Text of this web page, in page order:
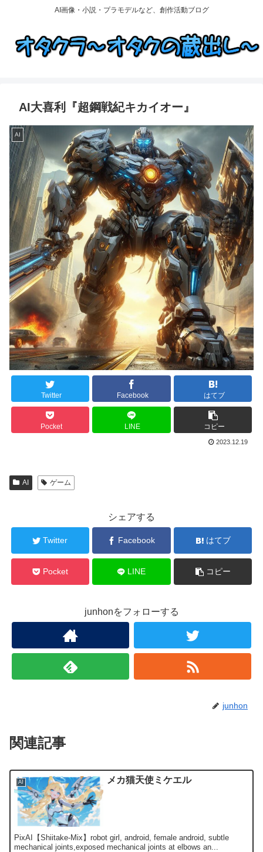
AI画像・小説・プラモデルなど、創作活動ブログ
AI大喜利『超鋼戦紀キカイオー』
AI
Twitter Facebook はてブ
Pocket LINE コピー
2023.12.19
AI ゲーム
シェアする
Twitter Facebook はてブ
Pocket LINE コピー
junhonをフォローする
junhon
関連記事
AI メカ猫天使ミケエル
PixAI【Shiitake-Mix】robot girl, android, female android, subtle
mechanical joints,exposed mechanical joints at elbows an...